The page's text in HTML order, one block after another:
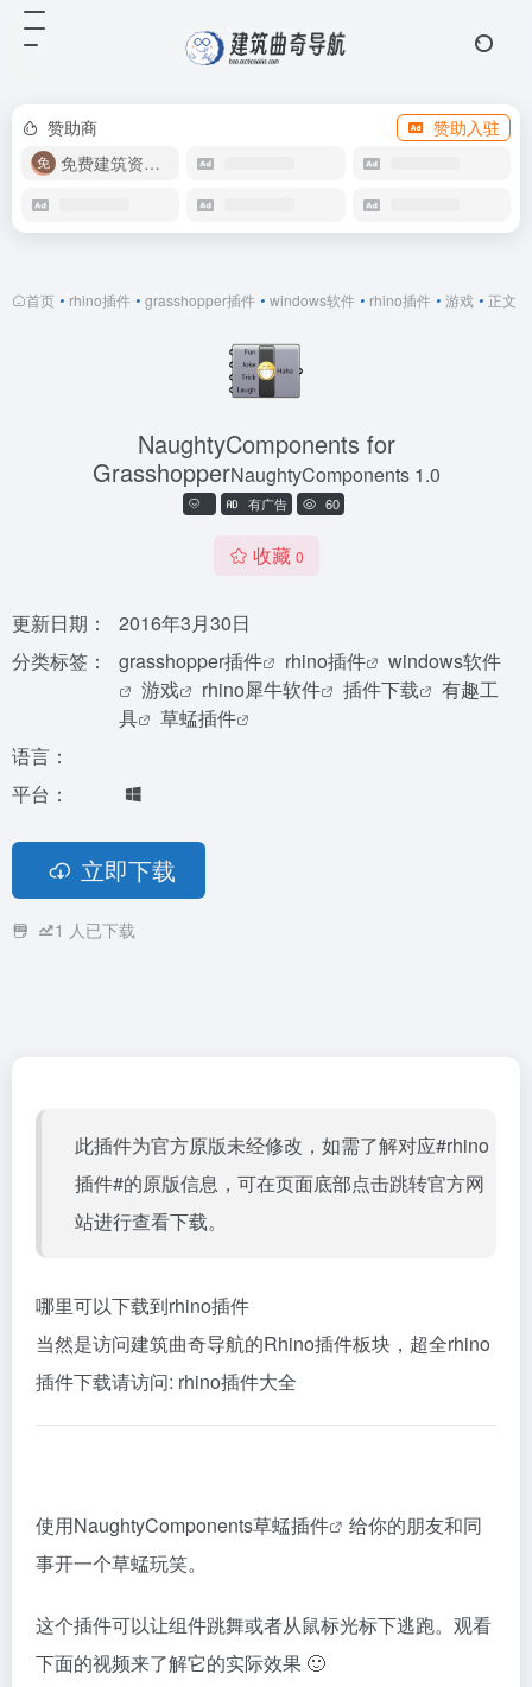
赞助商
赞助入驻
免费建筑资源库
首页 • rhino插件 • grasshopper插件 • windows软件 • rhino插件 • 游戏 • 正文
NaughtyComponents for
GrasshopperNaughtyComponents 1.0
有广告 60
收藏 0
更新日期：
2016年3月30日
分类标签：
grasshopper插件 rhino插件
windows软件
游戏
rhino犀牛软件 插件下载
有趣工
具
草蜢插件
语言：
平台：
立即下载
1 人已下载
此插件为官方原版未经修改，如需了解对应#rhino
插件#的原版信息，可在页面底部点击跳转官方网
站进行查看下载。
哪里可以下载到rhino插件
当然是访问建筑曲奇导航的Rhino插件板块，超全rhino
插件下载请访问: rhino插件大全
使用NaughtyComponents草蜢插件
给你的朋友和同
事开一个草蜢玩笑。
这个插件可以让组件跳舞或者从鼠标光标下逃跑。观看
下面的视频来了解它的实际效果 🙂